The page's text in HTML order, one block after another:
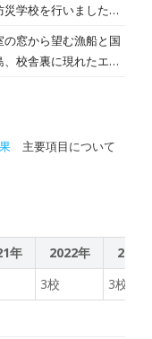
に招き、情報モラル教
行いました。子どもた
、保護者の方々や先生
んでいました。
災学校を行いました。
頂いた自衛隊、警察
消防署などの災害時に
新聞でスリッパを作
考える1日となりまし
6年生の津波授業は今
に行います。お忙しい
たくさんの皆様に協力
頂き、ありがとうござ
の窓から望む漁船と国
、校舎裏に現れたエゾ
ム」のアカウントを取
遺産「知床」のまち
の魅力を発掘し、町外
信する。国の「ＧＩＧ
クール構想」で本年
タブレット端末が児童
主要項目について
年 2022年
2023
3校 3校